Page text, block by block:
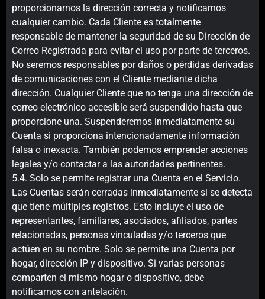
proporcionarnos la dirección correcta y notificarnos
cualquier cambio. Cada Cliente es totalmente
responsable de mantener la seguridad de su Dirección de
Correo Registrada para evitar el uso por parte de terceros.
No seremos responsables por daños o pérdidas derivadas
de comunicaciones con el Cliente mediante dicha
dirección. Cualquier Cliente que no tenga una dirección de
correo electrónico accesible será suspendido hasta que
proporcione una. Suspenderemos inmediatamente su
Cuenta si proporciona intencionadamente información
falsa o inexacta. También podemos emprender acciones
legales y/o contactar a las autoridades pertinentes.
5.4. Solo se permite registrar una Cuenta en el Servicio.
Las Cuentas serán cerradas inmediatamente si se detecta
que tiene múltiples registros. Esto incluye el uso de
representantes, familiares, asociados, afiliados, partes
relacionadas, personas vinculadas y/o terceros que
actúen en su nombre. Solo se permite una Cuenta por
hogar, dirección IP y dispositivo. Si varias personas
comparten el mismo hogar o dispositivo, debe
notificarnos con antelación.